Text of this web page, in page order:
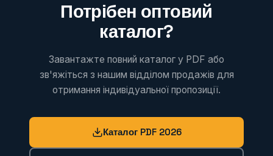
Потрібен оптовий
каталог?
Завантажте повний каталог у PDF або
зв'яжіться з нашим відділом продажів для
отримання індивідуальної пропозиції.
Каталог PDF 2026